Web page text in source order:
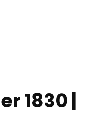
1830 |